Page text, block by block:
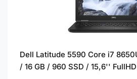
Dell Latitude 5590 Core i7
/ 16 GB / 960 SSD / 15,6''